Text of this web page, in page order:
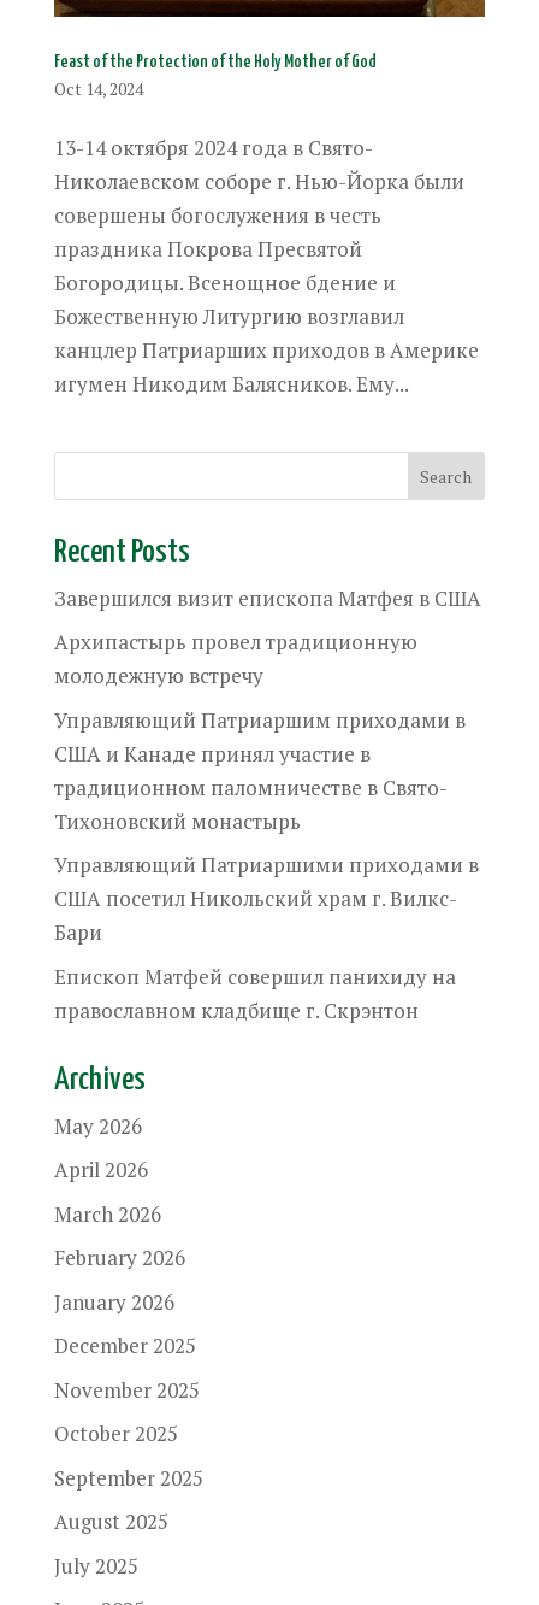
Feast of the Protection of the Holy Mother of God
Oct 14, 2024
13-14 октября 2024 года в Свято-
Николаевском соборе г. Нью-Йорка были
совершены богослужения в честь
праздника Покрова Пресвятой
Богородицы. Всенощное бдение и
Божественную Литургию возглавил
канцлер Патриарших приходов в Америке
игумен Никодим Балясников. Ему...
Recent Posts
Завершился визит епископа Матфея в США
Архипастырь провел традиционную
молодежную встречу
Управляющий Патриаршим приходами в
США и Канаде принял участие в
традиционном паломничестве в Свято-
Тихоновский монастырь
Управляющий Патриаршими приходами в
США посетил Никольский храм г. Вилкс-
Бари
Епископ Матфей совершил панихиду на
православном кладбище г. Скрэнтон
Archives
May 2026
April 2026
March 2026
February 2026
January 2026
December 2025
November 2025
October 2025
September 2025
August 2025
July 2025